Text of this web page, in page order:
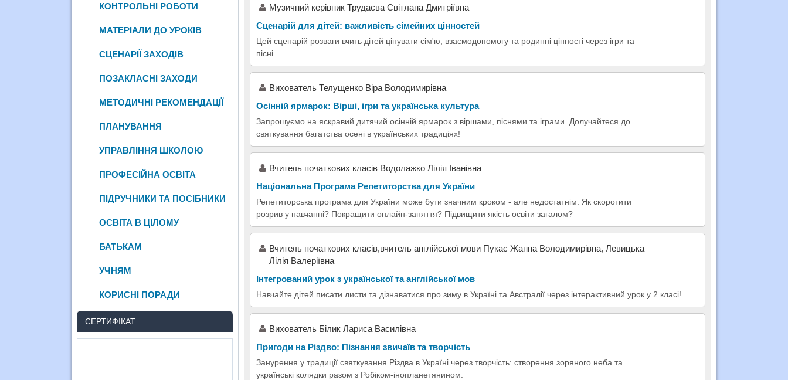
Музичний керівник Трудаєва Світлана Дмитріївна
Сценарій для дітей: важливість сімейних цінностей
Цей сценарій розваги вчить дітей цінувати сім'ю, взаємодопомогу та родинні цінності через ігри та
пісні.
Вихователь Телущенко Віра Володимирівна
Осінній ярмарок: Вірші, ігри та українська культура
Запрошуємо на яскравий дитячий осінній ярмарок з віршами, піснями та іграми. Долучайтеся до
святкування багатства осені в українських традиціях!
Вчитель початкових класів Водолажко Лілія Іванівна
Національна Програма Репетиторства для України
Репетиторська програма для України може бути значним кроком - але недостатнім. Як скоротити
розрив у навчанні? Покращити онлайн-заняття? Підвищити якість освіти загалом?
Вчитель початкових класів,вчитель англійської мови Пукас Жанна Володимирівна, Левицька
Лілія Валеріївна
Інтегрований урок з української та англійської мов
Навчайте дітей писати листи та дізнаватися про зиму в Україні та Австралії через інтерактивний урок у 2 класі!
Вихователь Білик Лариса Василівна
Пригоди на Різдво: Пізнання звичаїв та творчість
Занурення у традиції святкування Різдва в Україні через творчість: створення зоряного неба та
українські колядки разом з Робіком-інопланетянином.
КОНТРОЛЬНІ РОБОТИ
МАТЕРІАЛИ ДО УРОКІВ
СЦЕНАРІЇ ЗАХОДІВ
ПОЗАКЛАСНІ ЗАХОДИ
МЕТОДИЧНІ РЕКОМЕНДАЦІЇ
ПЛАНУВАННЯ
УПРАВЛІННЯ ШКОЛОЮ
ПРОФЕСІЙНА ОСВІТА
ПІДРУЧНИКИ ТА ПОСІБНИКИ
ОСВІТА В ЦІЛОМУ
БАТЬКАМ
УЧНЯМ
КОРИСНІ ПОРАДИ
СЕРТИФІКАТ